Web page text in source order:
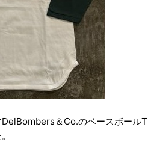
＆Co.のベースボールT